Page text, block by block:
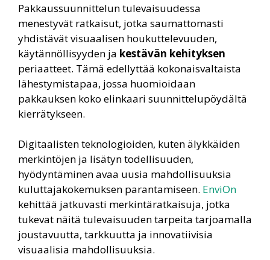
Pakkaussuunnittelun tulevaisuudessa
menestyvät ratkaisut, jotka saumattomasti
yhdistävät visuaalisen houkuttelevuuden,
käytännöllisyyden ja kestävän kehityksen
periaatteet. Tämä edellyttää kokonaisvaltaista
lähestymistapaa, jossa huomioidaan
pakkauksen koko elinkaari suunnittelupöydältä
kierrätykseen.
Digitaalisten teknologioiden, kuten älykkäiden
merkintöjen ja lisätyn todellisuuden,
hyödyntäminen avaa uusia mahdollisuuksia
kuluttajakokemuksen parantamiseen. EnviOn
kehittää jatkuvasti merkintäratkaisuja, jotka
tukevat näitä tulevaisuuden tarpeita tarjoamalla
joustavuutta, tarkkuutta ja innovatiivisia
visuaalisia mahdollisuuksia.